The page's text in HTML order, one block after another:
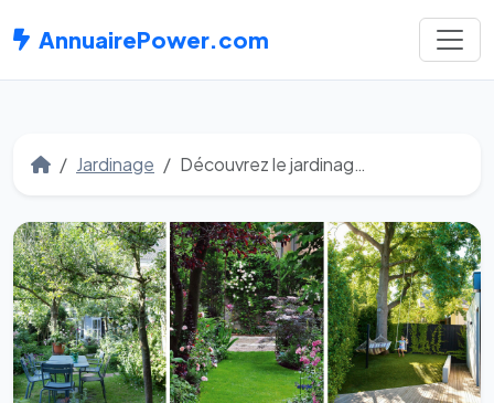
AnnuairePower.com
Jardinage Découvrez le jardinage avec MegaLoisirs.fr !